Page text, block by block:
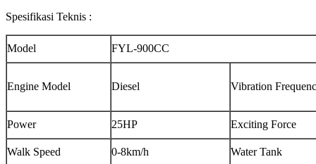
Spesifikasi Teknis :
Model FYL-900CC
Engine Model Diesel Vibration
Power 25HP Exciting Force
Walk Speed 0-8km/h Water Tank